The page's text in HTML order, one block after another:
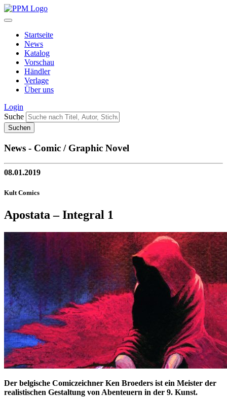
Startseite
News
Katalog
Vorschau
Händler
Verlage
Über uns
Login
Suche
News - Comic / Graphic Novel
08.01.2019
Kult Comics
Apostata – Integral 1
Der belgische Comiczeichner Ken Broeders ist ein Meister der
realistischen Gestaltung von Abenteuern in der 9. Kunst.